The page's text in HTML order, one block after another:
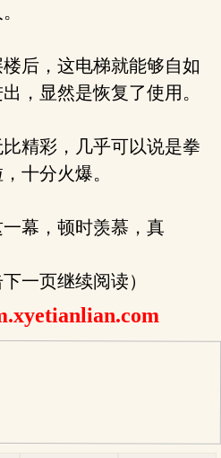
后，这电梯就能够自如
，显然是恢复了使用。
精彩，几乎可以说是拳
十分火爆。
幕，顿时羡慕，真
一页继续阅读）